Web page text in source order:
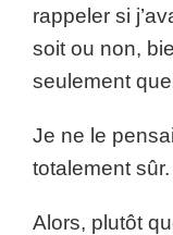
rappeler si
soit ou non,
seulement
Je ne le
totalement sûr.
Alors, plutôt